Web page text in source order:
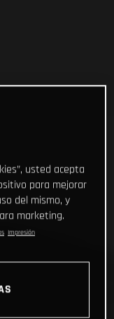
usted acepta
para mejorar
del mismo, y
marketing.
Impresión